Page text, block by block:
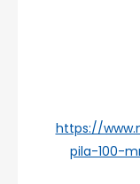
https://
pila-100-